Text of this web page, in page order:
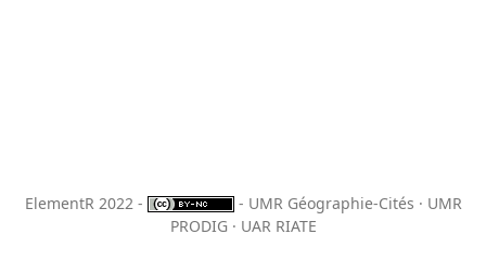
ElementR 2022 -
- UMR Géographie-Cités · UMR
PRODIG · UAR RIATE